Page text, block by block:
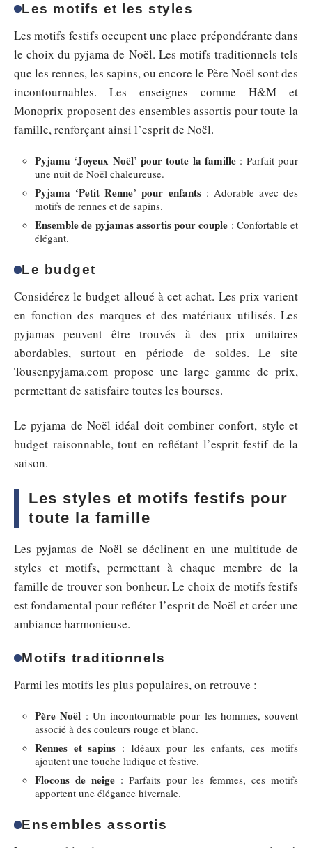
Les motifs et les styles
Les motifs festifs occupent une place prépondérante dans
le choix du pyjama de Noël. Les motifs traditionnels tels
que les rennes, les sapins, ou encore le Père Noël sont des
incontournables. Les enseignes comme H&M et
Monoprix proposent des ensembles assortis pour toute la
famille, renforçant ainsi l’esprit de Noël.
Pyjama ‘Joyeux Noël’ pour toute la famille : Parfait pour
une nuit de Noël chaleureuse.
Pyjama ‘Petit Renne’ pour enfants: Adorable avec des
motifs de rennes et de sapins.
Ensemble de pyjamas assortis pour couple : Confortable et
élégant.
Le budget
Considérez le budget alloué à cet achat. Les prix varient
en fonction des marques et des matériaux utilisés. Les
pyjamas peuvent être trouvés à des prix unitaires
abordables, surtout en période de soldes. Le site
Tousenpyjama.com propose une large gamme de prix,
permettant de satisfaire toutes les bourses.
Le pyjama de Noël idéal doit combiner confort, style et
budget raisonnable, tout en reflétant l’esprit festif de la
saison.
Les styles et motifs festifs pour
toute la famille
Les pyjamas de Noël se déclinent en une multitude de
styles et motifs, permettant à chaque membre de la
famille de trouver son bonheur. Le choix de motifs festifs
est fondamental pour refléter l’esprit de Noël et créer une
ambiance harmonieuse.
Motifs traditionnels
Parmi les motifs les plus populaires, on retrouve :
Père Noël : Un incontournable pour les hommes, souvent
associé à des couleurs rouge et blanc.
Rennes et sapins : Idéaux pour les enfants, ces motifs
ajoutent une touche ludique et festive.
Flocons de neige : Parfaits pour les femmes, ces motifs
apportent une élégance hivernale.
Ensembles assortis